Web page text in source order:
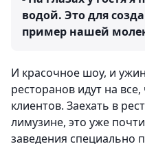
водой. Это для
пример нашей
И красочное шоу, и
ресторанов идут на
клиентов. Заехать в
лимузине, это уже
заведения специально